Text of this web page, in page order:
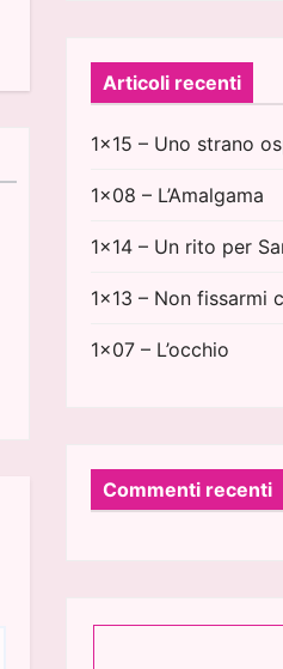
Articoli recenti
1×15 – Uno strano
1×08 – L’Amalgama
1×14 – Un rito per
1×13 – Non fissarmi
1×07 – L’occhio
Commenti recenti